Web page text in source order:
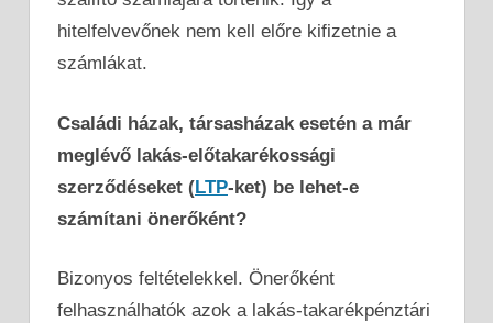
hitelfelvevőnek nem kell előre kifizetnie a
számlákat.
Családi házak, társasházak esetén a már
meglévő lakás-előtakarékossági
szerződéseket (LTP-ket) be lehet-e
számítani önerőként?
Bizonyos feltételekkel. Önerőként
felhasználhatók azok a lakás-takarékpénztári